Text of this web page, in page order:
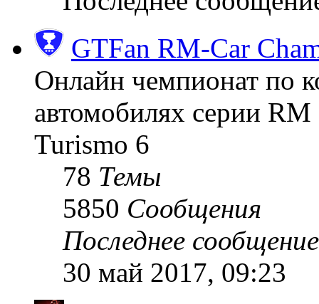
GTFan RM-Car
Онлайн чемпионат по
автомобилях серии
Turismo 6
78 Темы
5850 Сообщения
Последнее сообщение
30 май 2017, 09:23